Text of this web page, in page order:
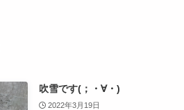
吹雪です(；・∀・)
2022年3月19日